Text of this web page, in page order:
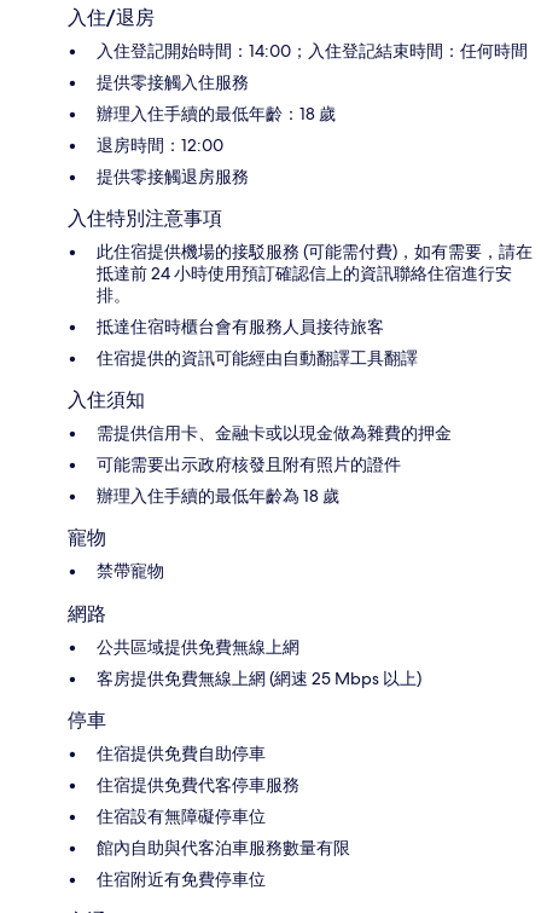
入住/退房
入住登記開始時間：14:00；入住登記結束時間：任何時間
提供零接觸入住服務
辦理入住手續的最低年齡：18 歲
退房時間：12:00
提供零接觸退房服務
入住特別注意事項
此住宿提供機場的接駁服務 (可能需付費)，如有需要，請在
抵達前 24 小時使用預訂確認信上的資訊聯絡住宿進行安
排。
抵達住宿時櫃台會有服務人員接待旅客
住宿提供的資訊可能經由自動翻譯工具翻譯
入住須知
需提供信用卡、金融卡或以現金做為雜費的押金
可能需要出示政府核發且附有照片的證件
辦理入住手續的最低年齡為 18 歲
寵物
禁帶寵物
網路
公共區域提供免費無線上網
客房提供免費無線上網 (網速 25 Mbps 以上)
停車
住宿提供免費自助停車
住宿提供免費代客停車服務
住宿設有無障礙停車位
館內自助與代客泊車服務數量有限
住宿附近有免費停車位